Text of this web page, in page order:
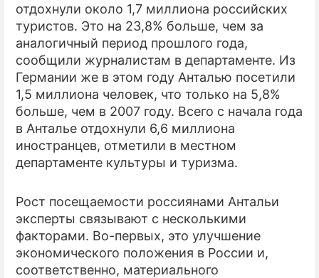
ПРЕСС-РЕЛИЗЫ
О ПРОЕКТЕ
отдохнули около 1,7 миллиона российских
туристов. Это на 23,8% больше, чем за
аналогичный период прошлого года,
сообщили журналистам в департаменте. Из
Германии же в этом году Анталью посетили
1,5 миллиона человек, что только на 5,8%
больше, чем в 2007 году. Всего с начала года
в Анталье отдохнули 6,6 миллиона
иностранцев, отметили в местном
департаменте культуры и туризма.
Рост посещаемости россиянами Антальи
эксперты связывают с несколькими
факторами. Во-первых, это улучшение
экономического положения в России и,
соответственно, материального